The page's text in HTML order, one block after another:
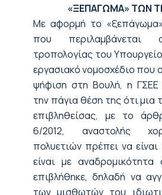
«ΞΕΠΑΓΩΜΑ» ΤΩΝ
Με αφορμή το
που περιλαμβάνεται
τροπολογίας του
εργασιακό νομοσχέδιο που
ψήφιση στη Βουλή, η ΓΣΕΕ
την πάγια θέση της ότι μια
επιβληθείσας, με το
6/2012, αναστολής
πολυετιών πρέπει να
είναι με
επιβλήθηκε, δηλαδή να
των μισθωτών του